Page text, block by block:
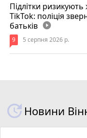
Підлітки
TikTok: поліція
батьків play_circle_filled
9 5 серпня 2026 р.
Новини